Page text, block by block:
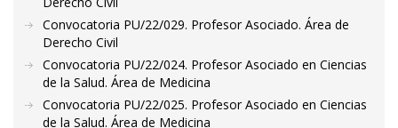
Convocatoria PU/22/029. Profesor Asociado. Área de
Derecho Civil
Convocatoria PU/22/024. Profesor Asociado en Ciencias
de la Salud. Área de Medicina
Convocatoria PU/22/025. Profesor Asociado en Ciencias
de la Salud. Área de Medicina